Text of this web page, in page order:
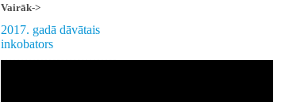
Vairāk->
2017. gadā dāvātais
inkobators